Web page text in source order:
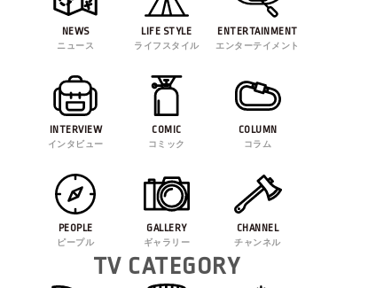
NEWS
ニュース
LIFE STYLE
ライフスタイル
ENTERTAINMENT
エンターテイメント
INTERVIEW
インタビュー
COMIC
コミック
COLUMN
コラム
PEOPLE
ピープル
GALLERY
ギャラリー
CHANNEL
チャンネル
TV CATEGORY